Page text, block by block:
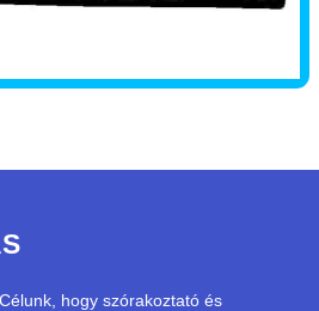
hogy szórakoztató és